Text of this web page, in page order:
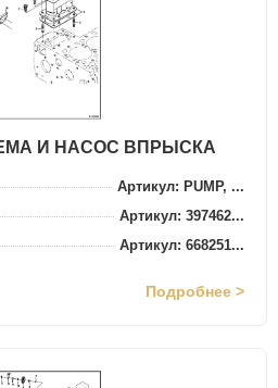
И НАСОС ВПРЫСКА
Артикул: PUMP, ...
Артикул: 397462...
Артикул: 668251...
Подробнее >